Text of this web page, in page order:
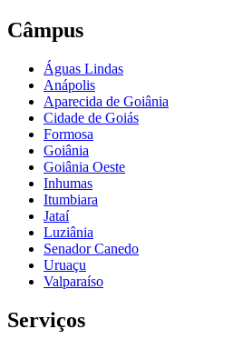
Câmpus
Águas Lindas
Anápolis
Aparecida de Goiânia
Cidade de Goiás
Formosa
Goiânia
Goiânia Oeste
Inhumas
Itumbiara
Jataí
Luziânia
Senador Canedo
Uruaçu
Valparaíso
Serviços